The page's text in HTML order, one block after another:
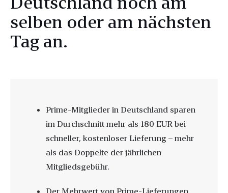
selben oder am nächsten
Tag an.
Prime-Mitglieder in Deutschland sparen
im Durchschnitt mehr als 180 EUR bei
schneller, kostenloser Lieferung – mehr
als das Doppelte der jährlichen
Mitgliedsgebühr.
Der Mehrwert von Prime-Lieferungen